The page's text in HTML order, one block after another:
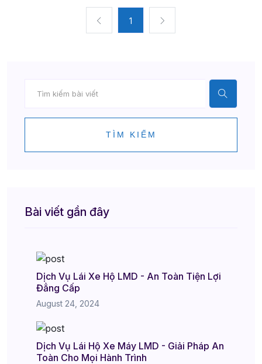
1
TÌM KIẾM
Bài viết gần đây
Dịch Vụ Lái Xe Hộ LMD - An Toàn Tiện Lợi
Đẳng Cấp
August 24, 2024
Dịch Vụ Lái Hộ Xe Máy LMD - Giải Pháp An
Toàn Cho Mọi Hành Trình